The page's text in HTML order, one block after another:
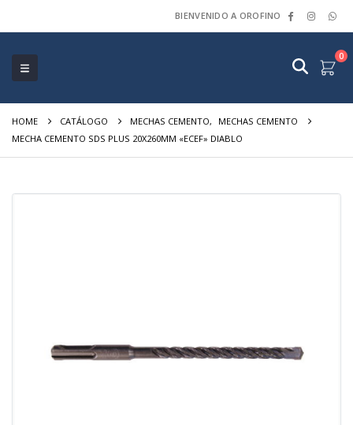
BIENVENIDO A OROFINO
0
HOME CATÁLOGO MECHAS CEMENTO,
MECHAS CEMENTO
MECHA CEMENTO SDS PLUS 20X260MM «ECEF» DIABLO